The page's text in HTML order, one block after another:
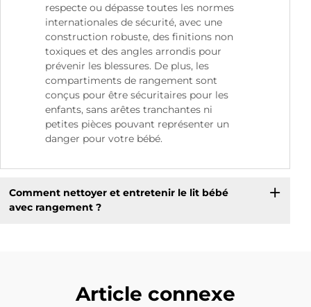
respecte ou dépasse toutes les normes
internationales de sécurité, avec une
construction robuste, des finitions non
toxiques et des angles arrondis pour
prévenir les blessures. De plus, les
compartiments de rangement sont
conçus pour être sécuritaires pour les
enfants, sans arêtes tranchantes ni
petites pièces pouvant représenter un
danger pour votre bébé.
Comment nettoyer et entretenir le lit bébé
avec rangement ?
Article connexe